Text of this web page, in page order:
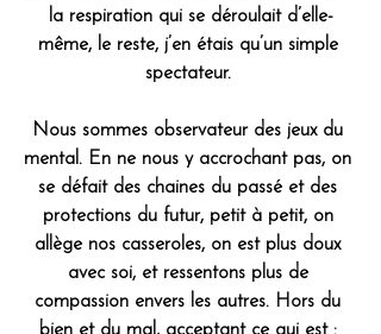
la respiration qui se déroulait d’elle-
même, le reste, j’en étais qu’un simple
spectateur.
Nous sommes observateur des jeux du
mental. En ne nous y accrochant pas, on
se défait des chaines du passé et des
protections du futur, petit à petit, on
allège nos casseroles, on est plus doux
avec soi, et ressentons plus de
compassion envers les autres. Hors du